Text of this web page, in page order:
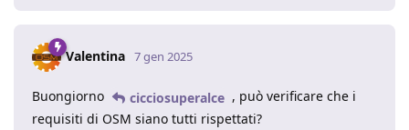
Valentina 7 gen 2025
Buongiorno cicciosuperalce , può verificare che i
requisiti di OSM siano tutti rispettati?